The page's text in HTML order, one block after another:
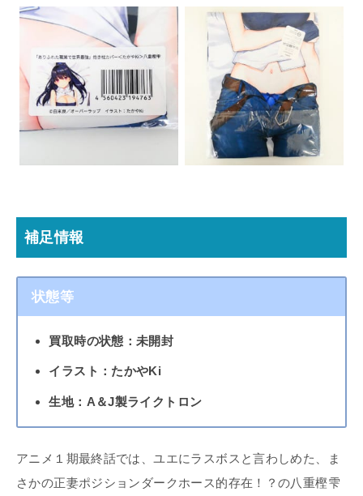
補足情報
状態等
買取時の状態：未開封
イラスト：たかやKi
生地：A＆J製ライクトロン
アニメ１期最終話では、ユエにラスボスと言わしめた、ま
さかの正妻ポジションダークホース的存在！？の八重樫雫